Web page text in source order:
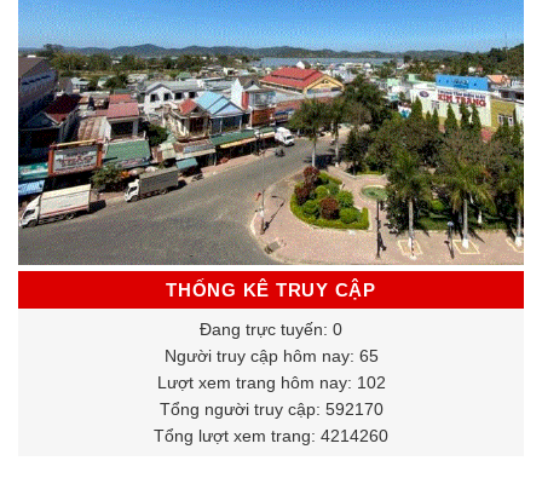
THỐNG KÊ TRUY CẬP
Đang trực tuyến: 0
Người truy cập hôm nay: 65
Lượt xem trang hôm nay: 102
Tổng người truy cập: 592170
Tổng lượt xem trang: 4214260